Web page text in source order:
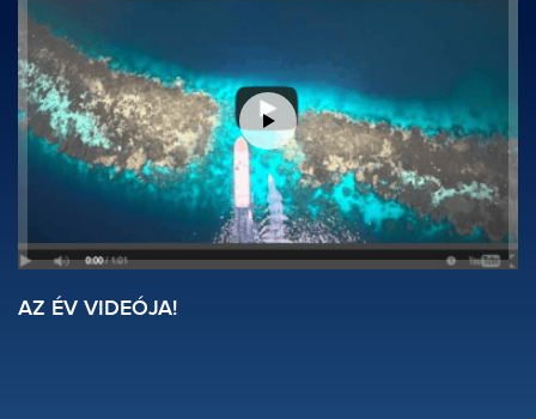
AZ ÉV VIDEÓJA!